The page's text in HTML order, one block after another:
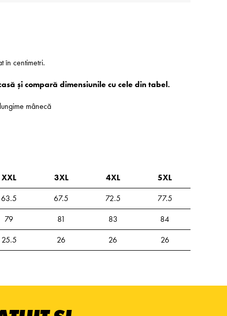
în centimetri.
și compară dimensiunile cu cele din tabel.
mânecă
XXL 3XL 4XL
5XL
63.5 67.5 72.5
77.5
79 81 83
84
25.5 26 26 26